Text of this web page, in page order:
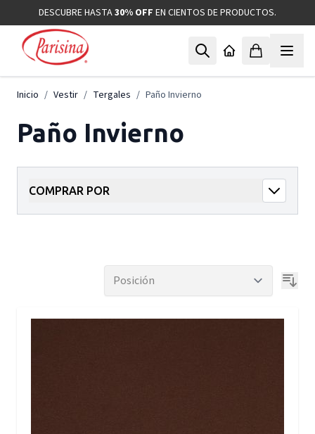
Ir al contenidoDESCUBRE HASTA30% OFF EN CIENTOS DE PRODUCTOS.
Inicio / Vestir / Tergales / Paño Invierno
Paño Invierno
COMPRAR POR